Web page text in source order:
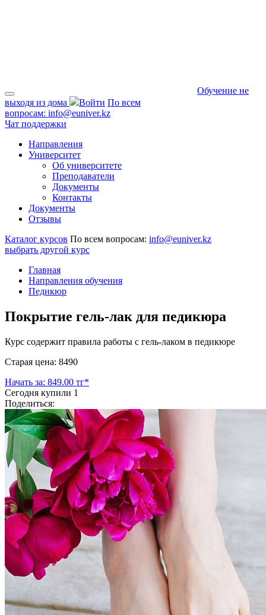
Обучение не
выходя из дома
Войти По всем
вопросам: info@euniver.kz
Чат поддержки
Направления
Университет
Об университете
Преподаватели
Документы
Контакты
Документы
Отзывы
Каталог курсов По всем вопросам: info@euniver.kz
выбрать другой курс
Главная
Направления обучения
Педикюр
Покрытие гель-лак для педикюра
Курс содержит правила работы с гель-лаком в педикюре
Старая цена: 8490
Начать за: 849.00 тг*
Сегодня купили 1
Поделиться: